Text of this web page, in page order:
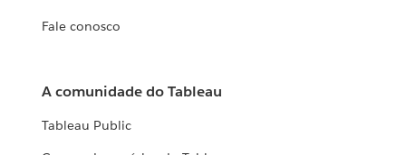
Fale conosco
A comunidade do Tableau
Tableau Public